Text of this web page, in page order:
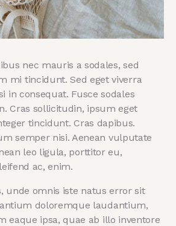
nec mauris a sodales, sed
mi tincidunt. Sed eget viverra
in consequat. Fusce sodales
Cras sollicitudin, ipsum eget
tincidunt. Cras dapibus.
semper nisi. Aenean vulputate
leo ligula, porttitor eu,
ac, enim.
unde omnis iste natus error sit
doloremque laudantium,
eaque ipsa, quae ab illo inventore